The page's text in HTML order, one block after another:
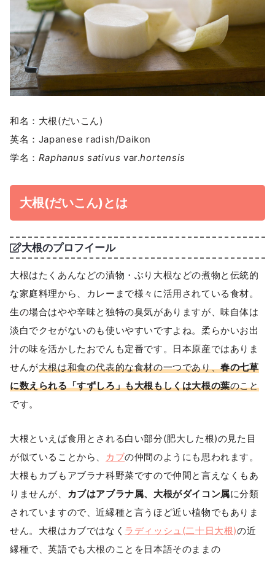
和名：大根(だいこん)
英名：Japanese radish/Daikon
学名： Raphanus sativus var.hortensis
大根(だいこん)とは
大根のプロフイール
大根はたくあんなどの漬物・ぶり大根などの煮物と伝統的
な家庭料理から、カレーまで様々に活用されている食材。
生の場合はやや辛味と独特の臭気がありますが、味自体は
淡白でクセがないのも使いやすいですよね。柔らかいお出
汁の味を活かしたおでんも定番です。日本原産ではありま
せんが大根は和食の代表的な食材の一つであり、春の七草
に数えられる「すずしろ」も大根もしくは大根の葉のこと
です。
大根といえば食用とされる白い部分(肥大した根)の見た目
が似ていることから、
カブの仲間のようにも思われます。
大根もカブもアブラナ科野菜ですので仲間と言えなくもあ
りませんが、 カブはアブラナ属、大根がダイコン属に分類
されていますので、近縁種と言うほど近い植物でもありま
せん。大根はカブではなく ラディッシュ(二十日大根)の近
縁種で、英語でも大根のことを日本語そのままの